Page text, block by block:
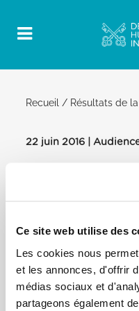
Ce site web utilise des
Les cookies nous
et les annonces, d'offrir
médias sociaux et
partageons également
Recueil / Résultats de
22 juin 2016 |
[…] Toucher les
l’hypocrisie et nous
l’aise face à son état.
aujourd’hui.
aurait été préférable